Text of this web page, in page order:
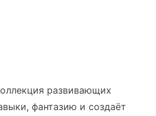
развивающих
фантазию и создаёт